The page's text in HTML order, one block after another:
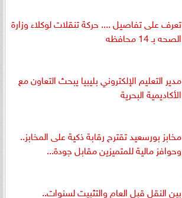
تعرف على تفاصيل .... حركة تنقلات لوكلاء وزارة
الصحه بـ 14 محافظه
مدير التعليم الإلكتروني بليبيا يبحث التعاون مع
الأكاديمية البحرية
مخابز بورسعيد تقترح رقابة ذكية على المخابز..
وحوافز مالية للمتميزين مقابل جودة...
بين النقل قبل العام والتثبيت لسنوات..